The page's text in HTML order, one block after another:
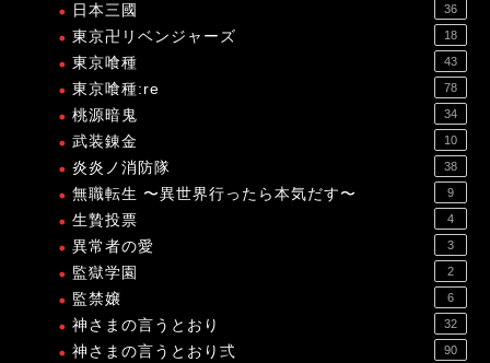
日本三國 36
東京卍リベンジャーズ 18
東京喰種 43
東京喰種:re 78
桃源暗鬼 34
武装錬金 10
炎炎ノ消防隊 38
無職転生 〜異世界行ったら本気だす〜 9
生贄投票 4
異常者の愛 3
監獄学園 2
監禁嬢 6
神さまの言うとおり 32
神さまの言うとおり弍 90